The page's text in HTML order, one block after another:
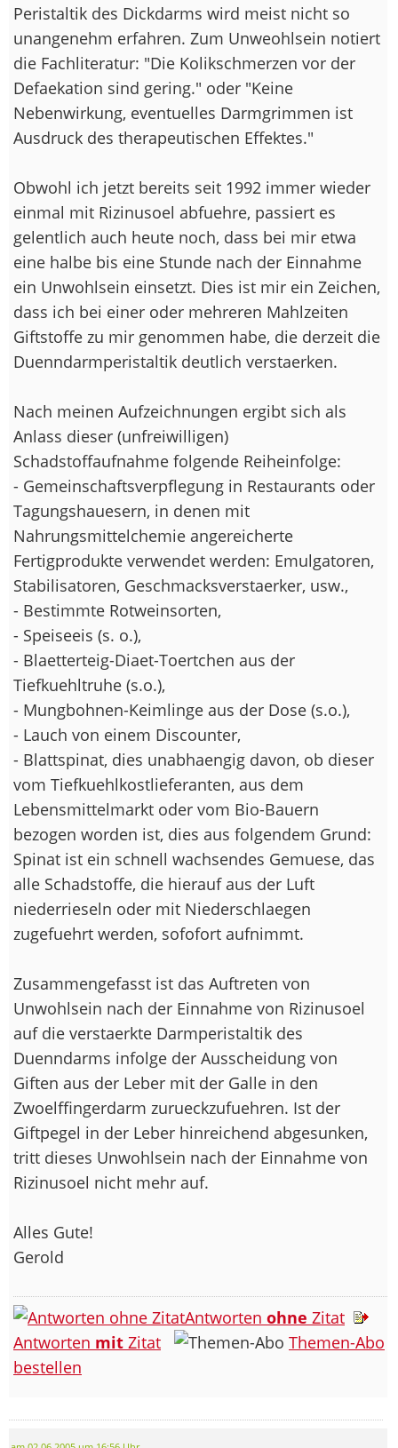
Peristaltik des Dickdarms wird meist nicht so
unangenehm erfahren. Zum Unweohlsein notiert
die Fachliteratur: "Die Kolikschmerzen vor der
Defaekation sind gering." oder "Keine
Nebenwirkung, eventuelles Darmgrimmen ist
Ausdruck des therapeutischen Effektes."
Obwohl ich jetzt bereits seit 1992 immer wieder
einmal mit Rizinusoel abfuehre, passiert es
gelentlich auch heute noch, dass bei mir etwa
eine halbe bis eine Stunde nach der Einnahme
ein Unwohlsein einsetzt. Dies ist mir ein Zeichen,
dass ich bei einer oder mehreren Mahlzeiten
Giftstoffe zu mir genommen habe, die derzeit die
Duenndarmperistaltik deutlich verstaerken.
Nach meinen Aufzeichnungen ergibt sich als
Anlass dieser (unfreiwilligen)
Schadstoffaufnahme folgende Reiheinfolge:
- Gemeinschaftsverpflegung in Restaurants oder
Tagungshauesern, in denen mit
Nahrungsmittelchemie angereicherte
Fertigprodukte verwendet werden: Emulgatoren,
Stabilisatoren, Geschmacksverstaerker, usw.,
- Bestimmte Rotweinsorten,
- Speiseeis (s. o.),
- Blaetterteig-Diaet-Toertchen aus der
Tiefkuehltruhe (s.o.),
- Mungbohnen-Keimlinge aus der Dose (s.o.),
- Lauch von einem Discounter,
- Blattspinat, dies unabhaengig davon, ob dieser
vom Tiefkuehlkostlieferanten, aus dem
Lebensmittelmarkt oder vom Bio-Bauern
bezogen worden ist, dies aus folgendem Grund:
Spinat ist ein schnell wachsendes Gemuese, das
alle Schadstoffe, die hierauf aus der Luft
niederrieseln oder mit Niederschlaegen
zugefuehrt werden, sofofort aufnimmt.
Zusammengefasst ist das Auftreten von
Unwohlsein nach der Einnahme von Rizinusoel
auf die verstaerkte Darmperistaltik des
Duenndarms infolge der Ausscheidung von
Giften aus der Leber mit der Galle in den
Zwoelffingerdarm zurueckzufuehren. Ist der
Giftpegel in der Leber hinreichend abgesunken,
tritt dieses Unwohlsein nach der Einnahme von
Rizinusoel nicht mehr auf.
Alles Gute!
Gerold
Antworten ohne Zitat
Antworten mit Zitat
Themen-Abo
bestellen